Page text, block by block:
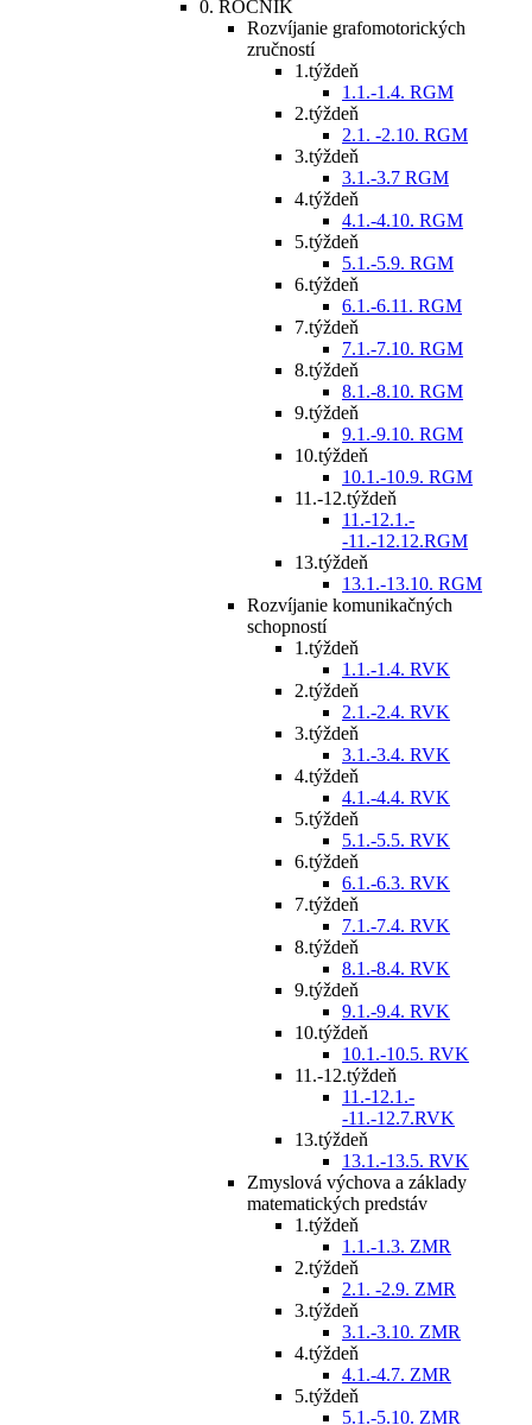
0. ROČNÍK
Rozvíjanie grafomotorických
zručností
1.týždeň
1.1.-1.4. RGM
2.týždeň
2.1. -2.10. RGM
3.týždeň
3.1.-3.7 RGM
4.týždeň
4.1.-4.10. RGM
5.týždeň
5.1.-5.9. RGM
6.týždeň
6.1.-6.11. RGM
7.týždeň
7.1.-7.10. RGM
8.týždeň
8.1.-8.10. RGM
9.týždeň
9.1.-9.10. RGM
10.týždeň
10.1.-10.9. RGM
11.-12.týždeň
11.-12.1.-
-11.-12.12.RGM
13.týždeň
13.1.-13.10. RGM
Rozvíjanie komunikačných
schopností
1.týždeň
1.1.-1.4. RVK
2.týždeň
2.1.-2.4. RVK
3.týždeň
3.1.-3.4. RVK
4.týždeň
4.1.-4.4. RVK
5.týždeň
5.1.-5.5. RVK
6.týždeň
6.1.-6.3. RVK
7.týždeň
7.1.-7.4. RVK
8.týždeň
8.1.-8.4. RVK
9.týždeň
9.1.-9.4. RVK
10.týždeň
10.1.-10.5. RVK
11.-12.týždeň
11.-12.1.-
-11.-12.7.RVK
13.týždeň
13.1.-13.5. RVK
Zmyslová výchova a základy
matematických predstáv
1.týždeň
1.1.-1.3. ZMR
2.týždeň
2.1. -2.9. ZMR
3.týždeň
3.1.-3.10. ZMR
4.týždeň
4.1.-4.7. ZMR
5.týždeň
5.1.-5.10. ZMR